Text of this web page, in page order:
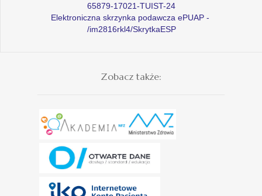
65879-17021-TUIST-24
Elektroniczna skrzynka podawcza ePUAP -
/im2816rkl4/SkrytkaESP
Zobacz także: